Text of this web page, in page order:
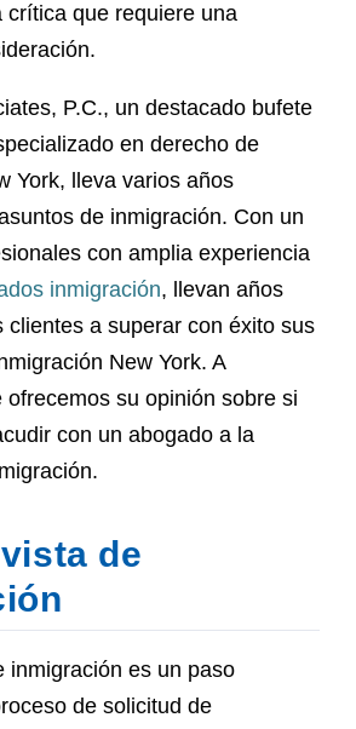
crítica que requiere una
P.C., un destacado bufete
en derecho de
York, lleva varios años
de inmigración. Con un
con amplia experiencia
inmigración, llevan años
clientes a superar con éxito sus
New York. A
ofrecemos su opinión sobre si
con un abogado a la
de
inmigración es un paso
de solicitud de